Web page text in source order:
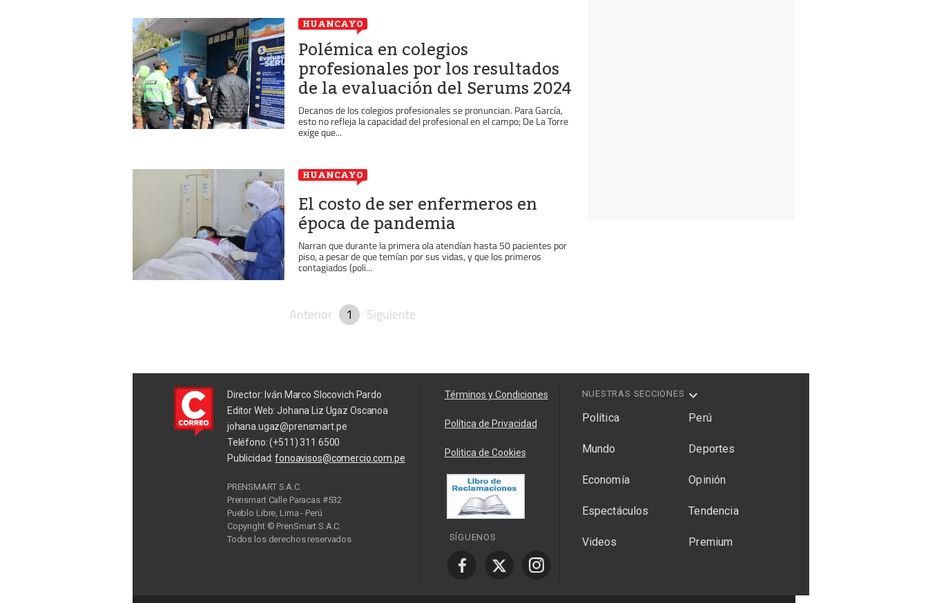
HUANCAYO
Polémica en colegios
profesionales por los resultados
de la evaluación del Serums 2024
Decanos de los colegios profesionales se pronuncian. Para García,
esto no refleja la capacidad del profesional en el campo; De La Torre
exige que...
HUANCAYO
El costo de ser enfermeros en
época de pandemia
Narran que durante la primera ola atendían hasta 50 pacientes por
piso, a pesar de que temían por sus vidas, y que los primeros
contagiados (poli...
Anterior 1 Siguiente
Director: Iván Marco Slocovich Pardo
Editor Web: Johana Liz Ugaz Oscanoa
johana.ugaz@prensmart.pe
Teléfono: (+511) 311 6500
Publicidad:fonoavisos@comercio.com.pe
PRENSMART S.A.C.
Prensmart Calle Paracas #532
Pueblo Libre, Lima - Perú
Copyright © PrenSmart S.A.C.
Todos los derechos reservados
Términos y Condiciones
Política de Privacidad
Politica de Cookies
SÍGUENOS
NUESTRAS SECCIONES
Política Perú
Mundo Deportes
Economía Opinión
Espectáculos Tendencia
Videos Premium